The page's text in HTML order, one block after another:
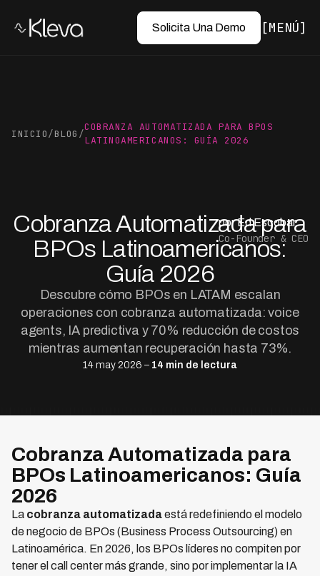
Solicita Una Demo MENÚ
INICIO/BLOG /
COBRANZA AUTOMATIZADA PARA BPOS
LATINOAMERICANOS: GUÍA 2026
Cobranza Automatizada para
BPOs Latinoamericanos:
Guía 2026
Descubre cómo BPOs en LATAM escalan
operaciones con cobranza automatizada: voice
agents, IA predictiva y 70% reducción de costos
mientras aumentan recuperación hasta 73%.
14 may 2026 – 14 min de lectura
por Ed Escobar
Co-Founder & CEO
Cobranza Automatizada para
BPOs Latinoamericanos: Guía
2026
La cobranza automatizadaestá redefiniendo el modelo
de negocio de BPOs (Business Process Outsourcing) en
Latinoamérica. En 2026, los BPOs líderes no compiten por
tener el call center más grande, sino por implementar la IA